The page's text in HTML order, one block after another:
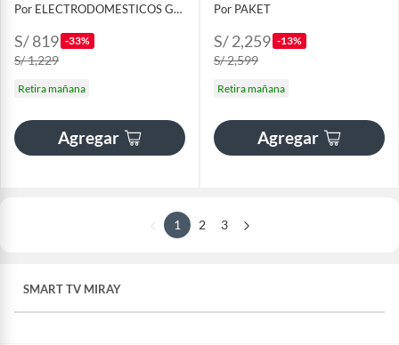
Por ELECTRODOMESTICOS GALEXA
S/ 819 -33%
S/ 1,229
Retira mañana
Agregar
Por PAKET
S/ 2,259 -13%
S/ 2,599
Retira mañana
Agregar
1 2 3
SMART TV MIRAY